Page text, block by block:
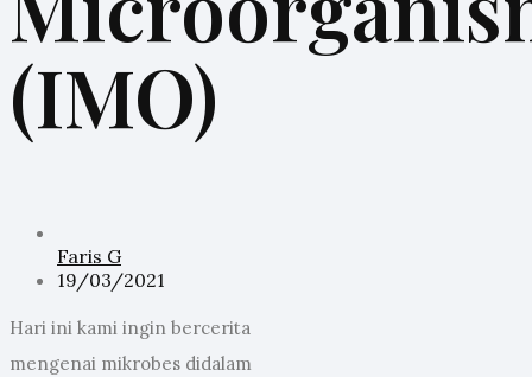
(IMO)
Faris G
19/03/2021
Hari ini kami ingin bercerita
mengenai mikrobes didalam